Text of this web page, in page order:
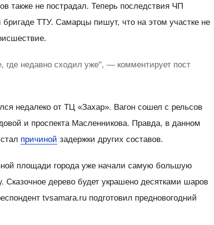
также не пострадал. Теперь последствия ЧП
бригаде ТТУ. Самарцы пишут, что на этом участке не
недавно сходил уже", — комментирует пост
недалеко от ТЦ «Захар». Вагон сошел с рельсов
и проспекта Масленникова. Правда, в данном
причиной задержки других составов.
площади города уже начали самую большую
Сказочное дерево будет украшено десятками шаров
tvsamara.ru подготовил предновогодний